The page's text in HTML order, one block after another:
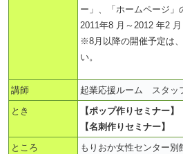
ー」、「ホームページ
2011年8 月～2012 年2
※8月以降の開催予定は
い。
講師
起業応援ルーム スタッ
とき
【ポップ作りセミナー
【名刺作りセミナー
ところ
もりおか女性センター